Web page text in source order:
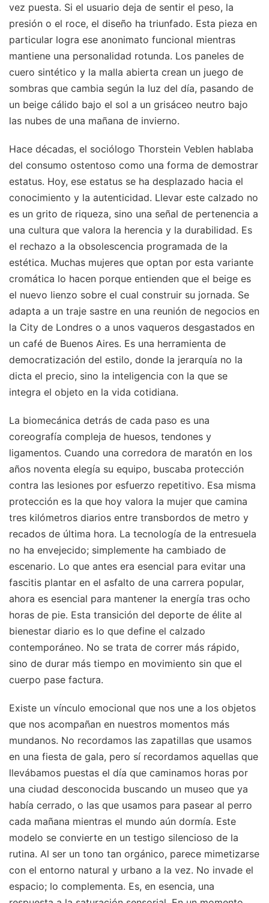
vez puesta. Si el usuario deja de sentir el peso, la
presión o el roce, el diseño ha triunfado. Esta pieza en
particular logra ese anonimato funcional mientras
mantiene una personalidad rotunda. Los paneles de
cuero sintético y la malla abierta crean un juego de
sombras que cambia según la luz del día, pasando de
un beige cálido bajo el sol a un grisáceo neutro bajo
las nubes de una mañana de invierno.
Hace décadas, el sociólogo Thorstein Veblen hablaba
del consumo ostentoso como una forma de demostrar
estatus. Hoy, ese estatus se ha desplazado hacia el
conocimiento y la autenticidad. Llevar este calzado no
es un grito de riqueza, sino una señal de pertenencia a
una cultura que valora la herencia y la durabilidad. Es
el rechazo a la obsolescencia programada de la
estética. Muchas mujeres que optan por esta variante
cromática lo hacen porque entienden que el beige es
el nuevo lienzo sobre el cual construir su jornada. Se
adapta a un traje sastre en una reunión de negocios en
la City de Londres o a unos vaqueros desgastados en
un café de Buenos Aires. Es una herramienta de
democratización del estilo, donde la jerarquía no la
dicta el precio, sino la inteligencia con la que se
integra el objeto en la vida cotidiana.
La biomecánica detrás de cada paso es una
coreografía compleja de huesos, tendones y
ligamentos. Cuando una corredora de maratón en los
años noventa elegía su equipo, buscaba protección
contra las lesiones por esfuerzo repetitivo. Esa misma
protección es la que hoy valora la mujer que camina
tres kilómetros diarios entre transbordos de metro y
recados de última hora. La tecnología de la entresuela
no ha envejecido; simplemente ha cambiado de
escenario. Lo que antes era esencial para evitar una
fascitis plantar en el asfalto de una carrera popular,
ahora es esencial para mantener la energía tras ocho
horas de pie. Esta transición del deporte de élite al
bienestar diario es lo que define el calzado
contemporáneo. No se trata de correr más rápido,
sino de durar más tiempo en movimiento sin que el
cuerpo pase factura.
Existe un vínculo emocional que nos une a los objetos
que nos acompañan en nuestros momentos más
mundanos. No recordamos las zapatillas que usamos
en una fiesta de gala, pero sí recordamos aquellas que
llevábamos puestas el día que caminamos horas por
una ciudad desconocida buscando un museo que ya
había cerrado, o las que usamos para pasear al perro
cada mañana mientras el mundo aún dormía. Este
modelo se convierte en un testigo silencioso de la
rutina. Al ser un tono tan orgánico, parece mimetizarse
con el entorno natural y urbano a la vez. No invade el
espacio; lo complementa. Es, en esencia, una